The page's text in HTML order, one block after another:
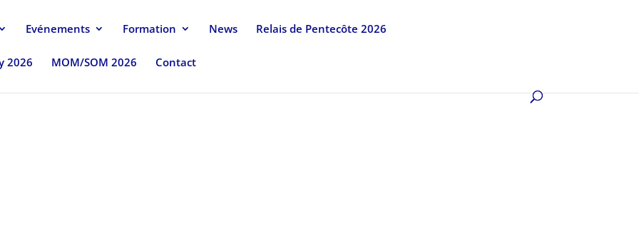
Evénements Formation News Relais de Pentecôte 2026
2026 MOM/SOM 2026 Contact